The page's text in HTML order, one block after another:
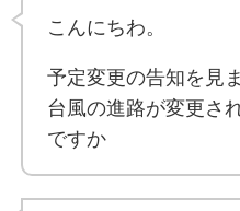
こんにちわ。
予定変更の告知を見
台風の進路が変更さ
ですか